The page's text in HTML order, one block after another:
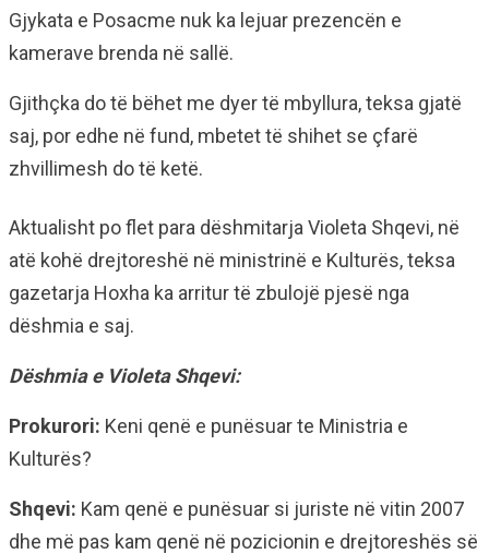
Gjykata e Posacme nuk ka lejuar prezencën e
kamerave brenda në sallë.
Gjithçka do të bëhet me dyer të mbyllura, teksa gjatë
saj, por edhe në fund, mbetet të shihet se çfarë
zhvillimesh do të ketë.
Aktualisht po flet para dëshmitarja Violeta Shqevi, në
atë kohë drejtoreshë në ministrinë e Kulturës, teksa
gazetarja Hoxha ka arritur të zbulojë pjesë nga
dëshmia e saj.
Dëshmia e Violeta Shqevi:
Prokurori: Keni qenë e punësuar te Ministria e
Kulturës?
Shqevi: Kam qenë e punësuar si juriste në vitin 2007
dhe më pas kam qenë në pozicionin e drejtoreshës së